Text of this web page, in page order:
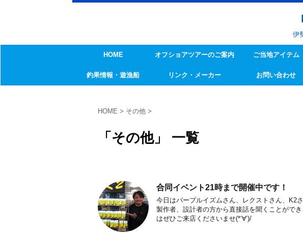
伊
HOME オフショアツアーのご案内 ご当地アイテム
釣果情報・遊漁船 リンク・メーカー お問い合わせ
HOME > その他 >
「その他」 一覧
合同イベント21時まで開催中です！
今日はパープルイズムさん、レクストさん、K2
製作者、設計者の方から直接話を聞くことがで
はぜひご来店くださいませ(*‘∀‘)/